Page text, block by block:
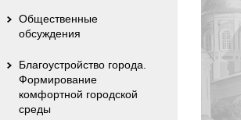
Общественные
обсуждения
Благоустройство города.
Формирование
комфортной городской
среды